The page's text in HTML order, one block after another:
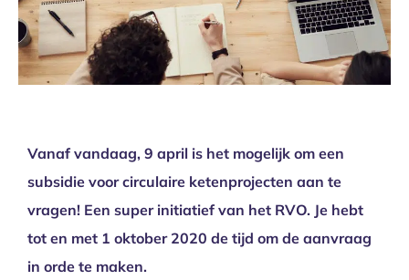
Vanaf vandaag, 9 april is het mogelijk om een
subsidie voor circulaire ketenprojecten aan te
vragen! Een super initiatief van het RVO. Je hebt
tot en met 1 oktober 2020 de tijd om de aanvraag
in orde te maken.